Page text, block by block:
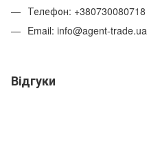
Телефон: +380730080718
Email: info@agent-trade.ua
Відгуки